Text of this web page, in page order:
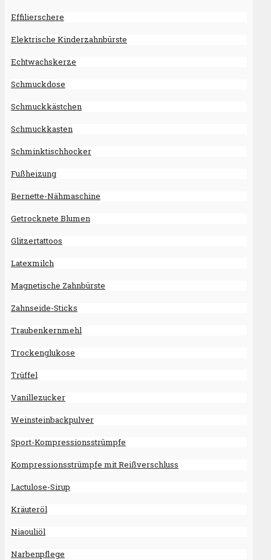
Effilierschere
Elektrische Kinderzahnbürste
Echtwachskerze
Schmuckdose
Schmuckkästchen
Schmuckkasten
Schminktischhocker
Fußheizung
Bernette-Nähmaschine
Getrocknete Blumen
Glitzertattoos
Latexmilch
Magnetische Zahnbürste
Zahnseide-Sticks
Traubenkernmehl
Trockenglukose
Trüffel
Vanillezucker
Weinsteinbackpulver
Sport-Kompressionsstrümpfe
Kompressionsstrümpfe mit Reißverschluss
Lactulose-Sirup
Kräuteröl
Niaouliöl
Narbenpflege